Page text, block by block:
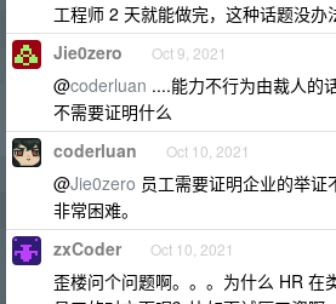
工程师 2 天就能做完，这种话题没办
Jie0zero Oct 9, 2021
@coderluan ....能力不行为由裁人的
不需要证明什么
coderluan Oct 10, 2021
@Jie0zero 员工需要证明企业的举
非常困难。
zxCoder Oct 10, 2021
歪楼问个问题啊。。。为什么 HR 在